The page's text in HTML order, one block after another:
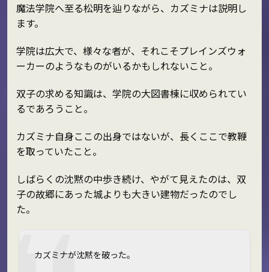
魔法学院へ至る松明を辿りながら、カズミナは説明し
ます。
学院は広大で、様々な者が、それこそプレインズウォ
ーカーのようなものがいるかもしれないこと。
双子の求める知識は、学院の大図書棟に収められてい
るであろうこと。
カズミナ自身ここの出身ではないが、長くここで教鞭
を取っていたこと。
しばらくの沈黙の中歩き続け、やがて見えたのは、双
子の故郷にあった城よりも大きい建物だったのでし
た。
カズミナが沈黙を破った。